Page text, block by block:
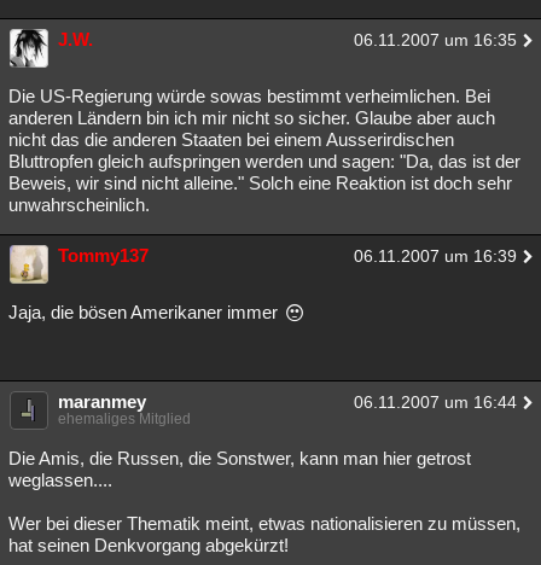
J.W. 06.11.2007 um 16:35
Die US-Regierung würde sowas bestimmt verheimlichen. Bei
anderen Ländern bin ich mir nicht so sicher. Glaube aber auch
nicht das die anderen Staaten bei einem Ausserirdischen
Bluttropfen gleich aufspringen werden und sagen: "Da, das ist der
Beweis, wir sind nicht alleine." Solch eine Reaktion ist doch sehr
unwahrscheinlich.
Tommy137 06.11.2007 um 16:39
Jaja, die bösen Amerikaner immer
maranmey 06.11.2007 um 16:44
ehemaliges Mitglied
Die Amis, die Russen, die Sonstwer, kann man hier getrost
weglassen....
Wer bei dieser Thematik meint, etwas nationalisieren zu müssen,
hat seinen Denkvorgang abgekürzt!